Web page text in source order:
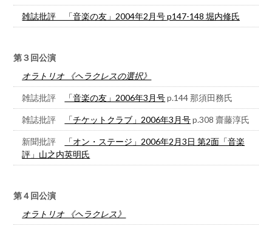
リンク
雑誌批評 「音楽の友」2004年2月号 p147-148 堀内修氏
第３回公演
オラトリオ 《ヘラクレスの選択》
雑誌批評 「音楽の友」2006年3月号p.144 那須田務氏
雑誌批評 「チケットクラブ」2006年3月号p.308 齋藤淳氏
新聞批評
「オン・ステージ」2006年2月3日 第2面「音楽
評」山之内英明氏
第４回公演
オラトリオ 《ヘラクレス》